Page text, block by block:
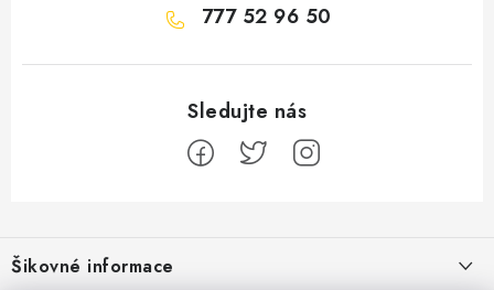
777 52 96 50
á
pŠikovné informace